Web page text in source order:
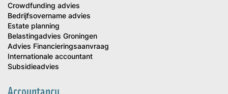
Crowdfunding advies
Bedrijfsovername advies
Estate planning
Belastingadvies Groningen
Advies Financieringsaanvraag
Internationale accountant
Subsidieadvies
Accountancy